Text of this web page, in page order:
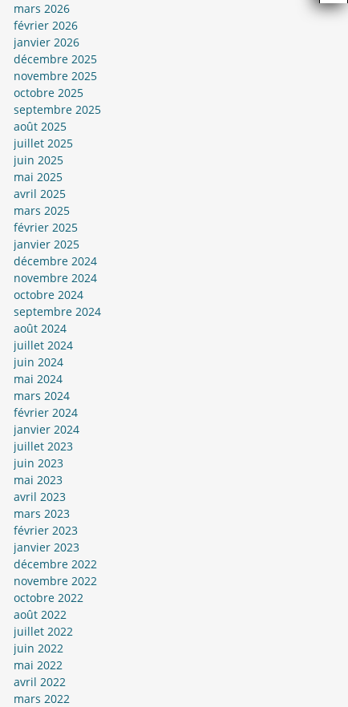
mars 2026
février 2026
janvier 2026
décembre 2025
novembre 2025
octobre 2025
septembre 2025
août 2025
juillet 2025
juin 2025
mai 2025
avril 2025
mars 2025
février 2025
janvier 2025
décembre 2024
novembre 2024
octobre 2024
septembre 2024
août 2024
juillet 2024
juin 2024
mai 2024
mars 2024
février 2024
janvier 2024
juillet 2023
juin 2023
mai 2023
avril 2023
mars 2023
février 2023
janvier 2023
décembre 2022
novembre 2022
octobre 2022
août 2022
juillet 2022
juin 2022
mai 2022
avril 2022
mars 2022